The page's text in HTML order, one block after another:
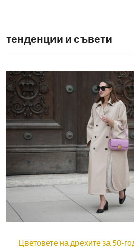
тенденции и съвети
Цветовете на дрехите за 50-